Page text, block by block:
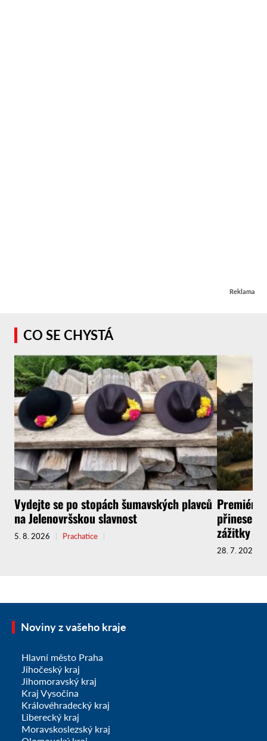
Reklama
CO SE CHYSTÁ
Vydejte se po stopách šumavských plavců
na Jelenovršskou slavnost
5. 8. 2026 Prachatice
přinese
zážitky
28. 7. 2026
Noviny z vašeho kraje
Hlavní město Praha
Jihočeský kraj
Jihomoravský kraj
Kraj Vysočina
Královéhradecký kraj
Liberecký kraj
Moravskoslezský kraj